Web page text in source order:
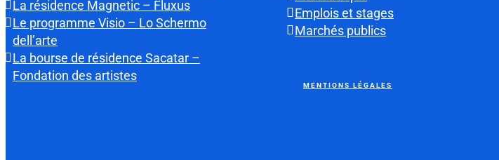
La résidence Magnetic – Fluxus
Le programme Visio – Lo Schermo
dell’arte
La bourse de résidence Sacatar –
Fondation des artistes
Emplois et stages
Marchés publics
MENTIONS LÉGALES